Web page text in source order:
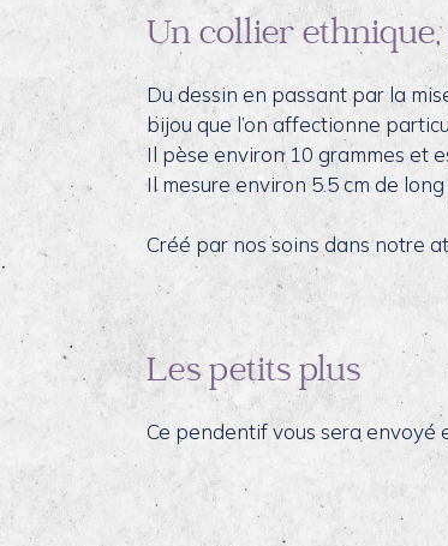
Un collier
Du dessin en passant par la
bijou que l’on affectionne
Il pèse environ 10 grammes et
Il mesure environ 5.5 cm de
Créé par nos soins dans notre
Les petits plus
Ce pendentif vous sera envoyé